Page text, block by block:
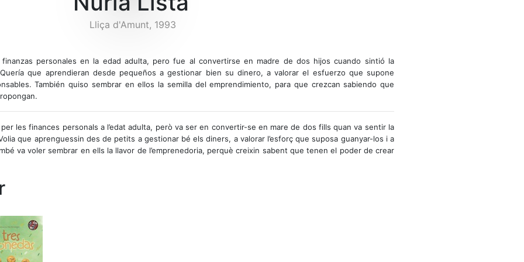
Lliça d'Amunt, 1993
personales en la edad adulta, pero fue al convertirse en madre de dos hijos cuando sintió la
que aprendieran desde pequeños a gestionar bien su dinero, a valorar el esfuerzo que supone
También quiso sembrar en ellos la semilla del emprendimiento, para que crezcan sabiendo que
les finances personals a l’edat adulta, però va ser en convertir-se en mare de dos fills quan va sentir la
que aprenguessin des de petits a gestionar bé els diners, a valorar l’esforç que suposa guanyar-los i a
va voler sembrar en ells la llavor de l’emprenedoria, perquè creixin sabent que tenen el poder de crear